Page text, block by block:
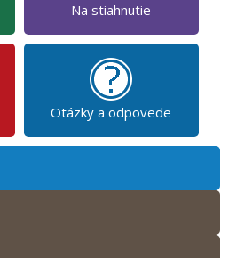
Na stiahnutie
Otázky a odpovede